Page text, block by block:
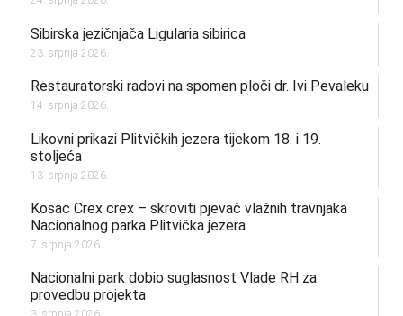
Sibirska jezičnjača Ligularia sibirica
23. srpnja 2026.
Restauratorski radovi na spomen ploči dr. Ivi Pevaleku
14. srpnja 2026.
Likovni prikazi Plitvičkih jezera tijekom 18. i 19.
stoljeća
13. srpnja 2026.
Kosac Crex crex – skroviti pjevač vlažnih travnjaka
Nacionalnog parka Plitvička jezera
7. srpnja 2026.
Nacionalni park dobio suglasnost Vlade RH za
provedbu projekta